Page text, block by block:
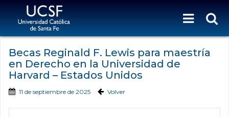
Becas Reginald F. Lewis para maestría
en Derecho en la Universidad de
Harvard – Estados Unidos
11 de septiembre de 2025 Volver